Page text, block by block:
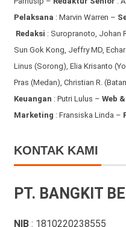
Pelaksana : Marvin Warren –
Redaksi : Suropranoto, Johan
Sun Gok Kong, Jeffry MD,
Linus (Sorong), Elia Krisanto
Pras (Medan), Christian R.
Keuangan : Putri Lulus – Web
Marketing : Fransiska Linda –
KONTAK KAMI
PT. BANGKIT
NIB : 1810220238555